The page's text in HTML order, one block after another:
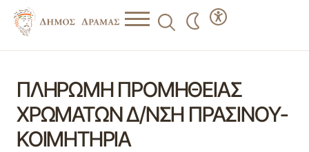
ΠΛΗΡΩΜΗ ΠΡΟΜΗΘΕΙΑΣ
ΧΡΩΜΑΤΩΝ Δ/ΝΣΗ ΠΡΑΣΙΝΟΥ-
ΚΟΙΜΗΤΗΡΙΑ